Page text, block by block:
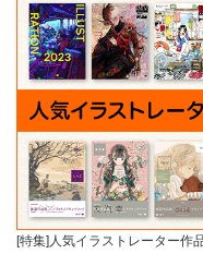
[特集]人気イラストレーター作